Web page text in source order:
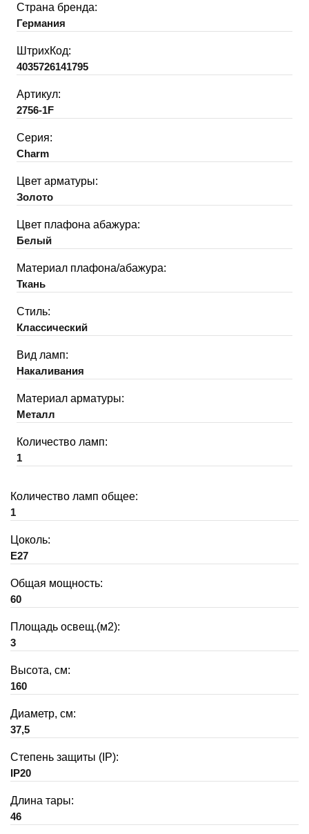
Страна бренда:
Германия
ШтрихКод:
4035726141795
Артикул:
2756-1F
Серия:
Charm
Цвет арматуры:
Золото
Цвет плафона абажура:
Белый
Материал плафона/абажура:
Ткань
Стиль:
Классический
Вид ламп:
Накаливания
Материал арматуры:
Металл
Количество ламп:
1
Количество ламп общее:
1
Цоколь:
E27
Общая мощность:
60
Площадь освещ.(м2):
3
Высота, см:
160
Диаметр, см:
37,5
Степень защиты (IP):
IP20
Длина тары:
46